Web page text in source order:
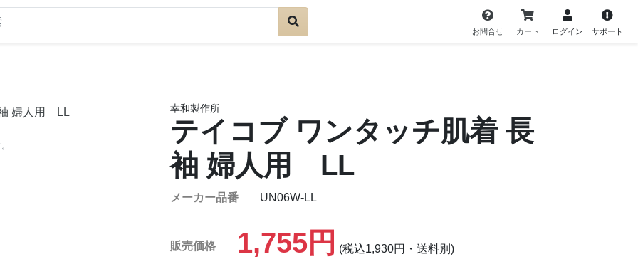
お問合せ カート ログイン サポート
幸和製作所
テイコブ ワンタッチ肌着 長
袖 婦人用 LL
メーカー品番 UN06W-LL
販売価格 1,755円 (税込1,930円・送料別)